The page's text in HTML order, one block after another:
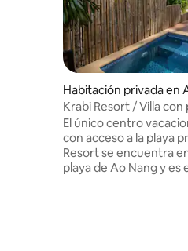
Habitación privada en
Krabi Resort / Villa
Desayuno
El único centro
con acceso a la playa
Resort se encuentra
playa de Ao Nang y es